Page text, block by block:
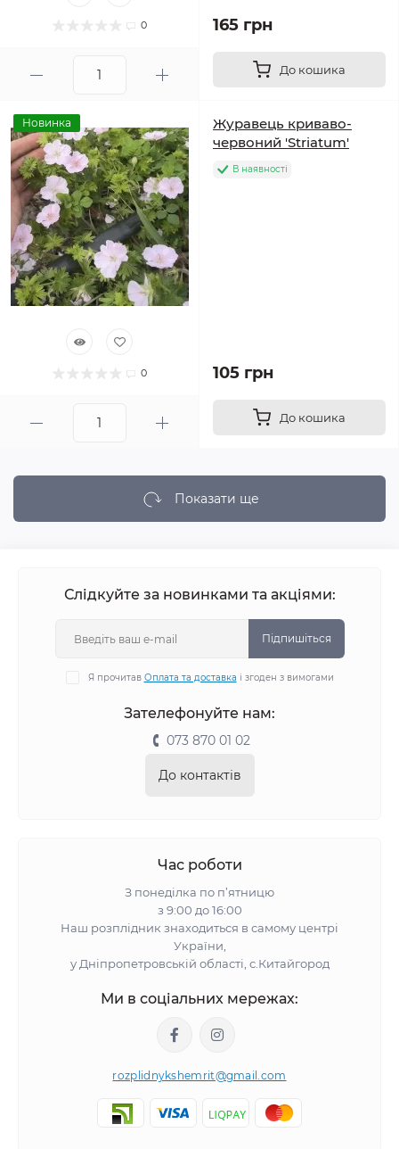
0 165 грн
До кошика
Новинка
0
Журавець криваво-
червоний 'Striatum'
В наявності
105 грн
До кошика
Показати ще
Слідкуйте за новинками та акціями:
Підпишіться
Я прочитав Оплата та доставка і згоден з вимогами
Зателефонуйте нам:
073 870 01 02
До контактів
Час роботи
З понеділка по п’ятницю
з 9:00 до 16:00
Наш розплідник знаходиться в самому центрі
України,
у Дніпропетровській області, с.Китайгород
Ми в соціальних мережах:
rozplidnykshemrit@gmail.com